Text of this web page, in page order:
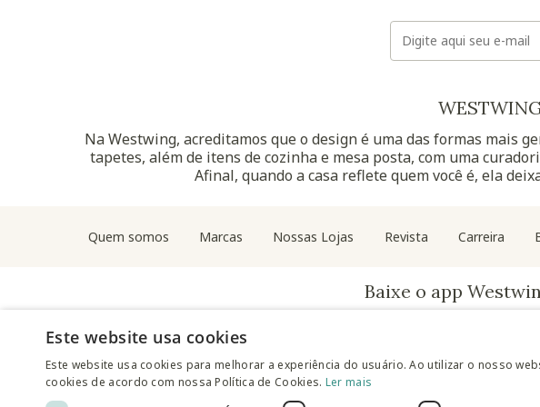
Na Westwing, acreditamos que o design é uma das formas mais
tapetes, além de itens de cozinha e mesa posta, com uma
Afinal, quando a casa reflete quem você é, ela
Quem somos Marcas Nossas Lojas Revista Carreira
Baixe o app
Este website usa cookies
Este website usa cookies para melhorar a experiência do usuário. Ao utilizar o nosso
cookies de acordo com nossa Política de Cookies. Ler mais